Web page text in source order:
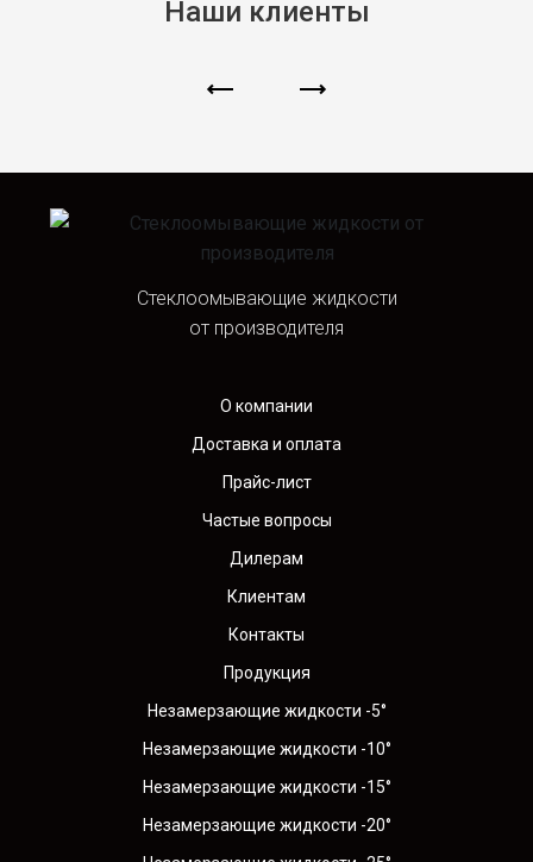
Наши клиенты
Стеклоомывающие жидкости
от производителя
О компании
Доставка и оплата
Прайс-лист
Частые вопросы
Дилерам
Клиентам
Контакты
Продукция
Незамерзающие жидкости -5°
Незамерзающие жидкости -10°
Незамерзающие жидкости -15°
Незамерзающие жидкости -20°